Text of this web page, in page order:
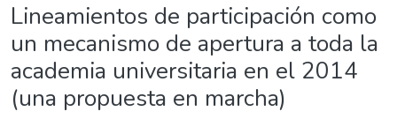
Lineamientos de participación como
un mecanismo de apertura a toda la
academia universitaria en el 2014
(una propuesta en marcha)